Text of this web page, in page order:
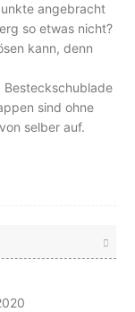
angebracht
so etwas nicht?
kann, denn
Besteckschublade
sind ohne
selber auf.